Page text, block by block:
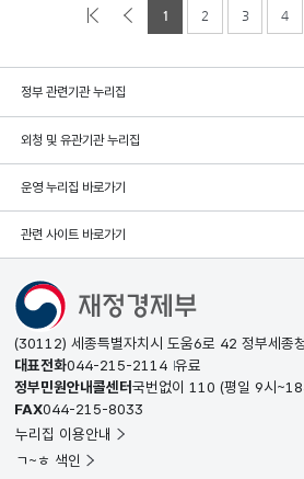
1 2 3 4
정부 관련기관 누리집
외청 및 유관기관 누리집
운영 누리집 바로가기
관련 사이트 바로가기
(30112) 세종특별자치시 도움6로 42 정부세종
대표전화044-215-2114 유료
정부민원안내콜센터국번없이 110 (평일 9시~18
FAX044-215-8033
누리집 이용안내
ㄱ~ㅎ 색인